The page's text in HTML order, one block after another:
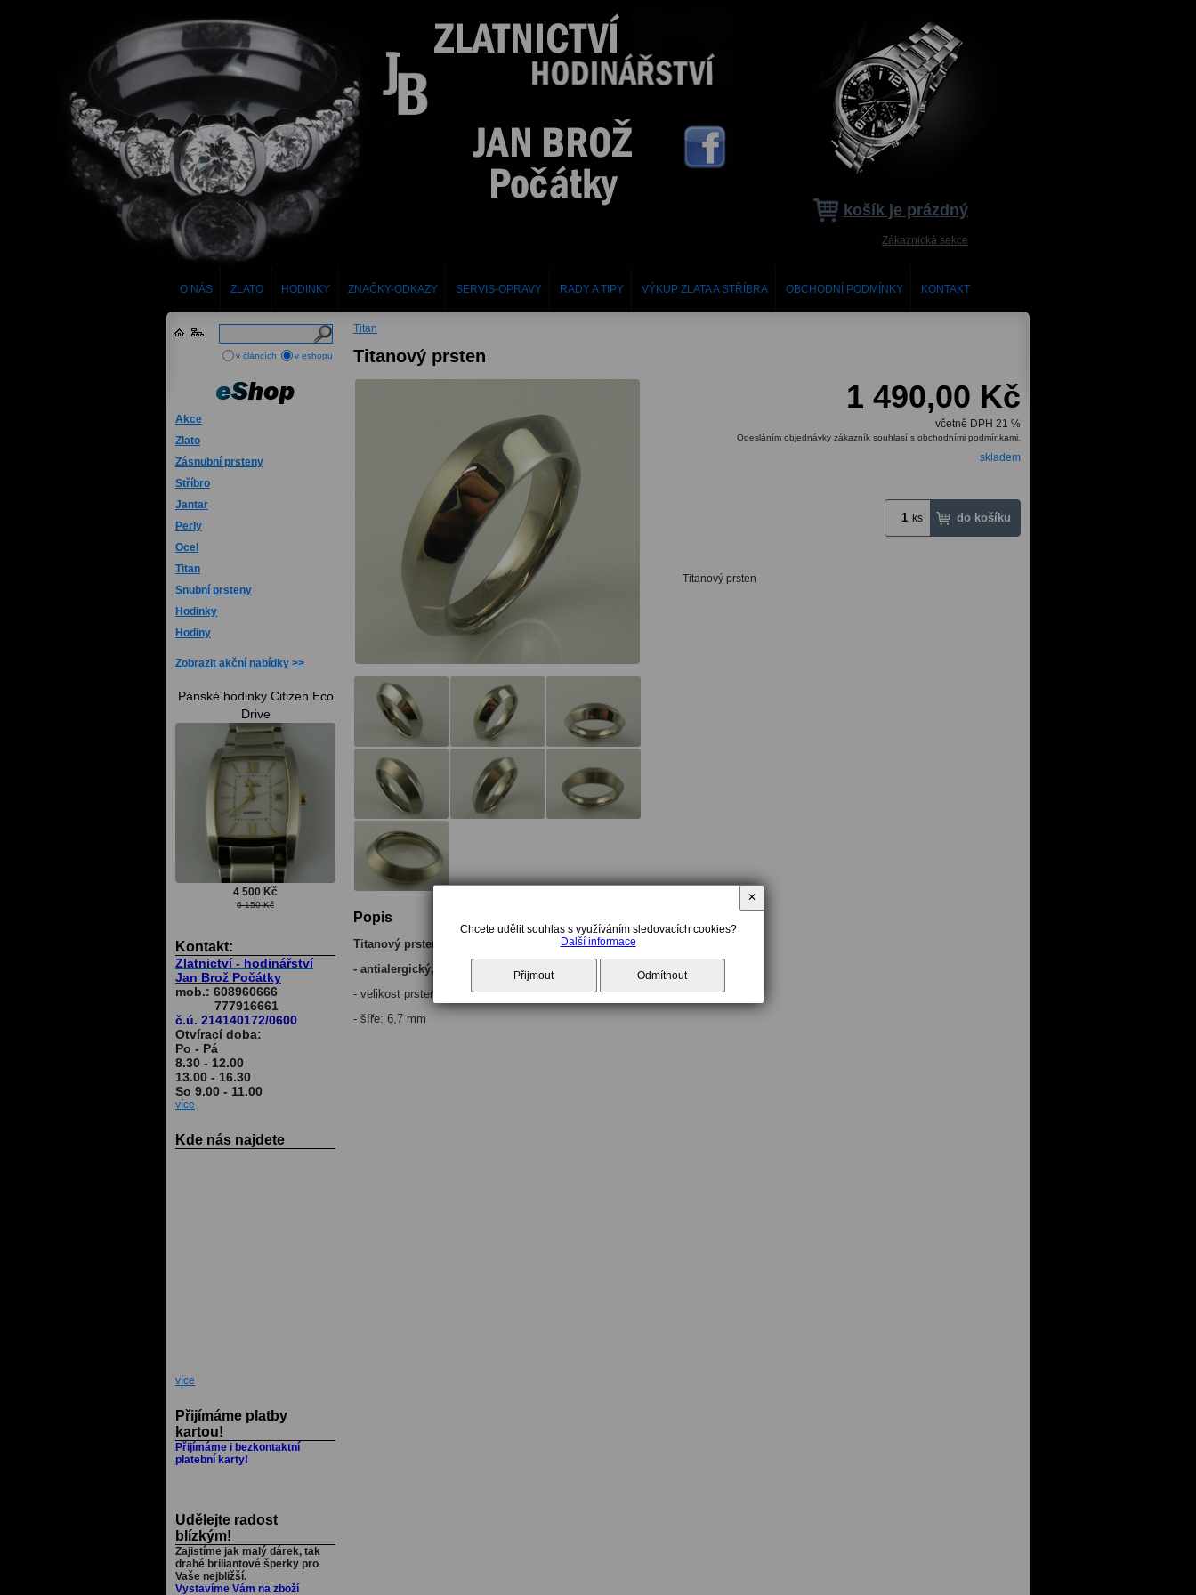
O NÁS ZLATO HODINKY ZNAČKY-ODKAZY SERVIS-OPRAVY RADY A TIPY VÝKUP ZLATA A STŘÍBRA OBCHODNÍ PODMÍNKY KONTAKT
Akce
Zlato
Zásnubní prsteny
Stříbro
Jantar
Perly
Ocel
Titan
Snubní prsteny
Hodinky
Hodiny
Zobrazit akční nabídky
Pánské hodinky Citizen Eco
Drive
4 500 Kč
6 150 Kč
Kontakt:
Zlatnictví - hodinářství
Jan Brož Počátky
mob.: 608960666
777916661
č.ú. 214140172/0600
Otvírací doba:
Po - Pá
8.30 - 12.00
13.00 - 16.30
So 9.00 - 11.00
více
Kde nás najdete
více
Přijímáme platby
kartou!
Přijímáme i bezkontaktní
platební karty!
Udělejte radost
blízkým!
Zajistíme jak malý dárek, tak
drahé briliantové šperky pro
Vaše nejbližší.
Vystavíme Vám na zboží
Titan
Titanový prsten
1 490,00 Kč
včetně DPH 21 %
Odesláním objednávky zákazník souhlasí s obchodními podmínkami.
skladem
ks
Titanový prsten
Popis
Titanový prsten s kombinací lesk, mat
- antialergický, konický
- velikost prstenu: 55
- šíře: 6,7 mm
v článcích v eshopu
košík je prázdný
Zákaznická sekce
Chcete udělit souhlas s využíváním sledovacích cookies?
Další informace
Přijmout Odmítnout
✕